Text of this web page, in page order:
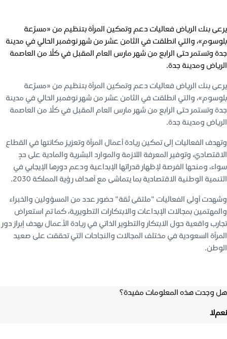
يرعى بنك الرياض فعاليات دعم وتمكين المرأة بتنظيم من «مسرّعة
بلوسوم»، والتي انطلقت في الثامن عشر من شهر نوفمبر الحالي في مدينة
جدة وتستمر حتى الرابع من شهر مارس العام المقبل في كلًا من العاصمة
الرياض ومدينة جدة.
يرعى بنك الرياض فعاليات دعم وتمكين المرأة بتنظيم من «مسرّعة
بلوسوم»، والتي انطلقت في الثامن عشر من شهر نوفمبر الحالي في مدينة
جدة وتستمر حتى الرابع من شهر مارس العام المقبل في كلًا من العاصمة
الرياض ومدينة جدة.
وتهدف الفعاليات إلى تمكين ريادة أعمال المرأة وتعزيز مكانتها في القطاع
الاقتصادي، وتوفير المعرفة اللازمة والموارد البشرية والمادية على حدٍ
سواء، ومنحها الفرصة لإظهار قدراتها الإبداعية ودعم دورها الإيجابي في
التنمية الوطنية الاقتصادية بما يتماشى مع أهداف رؤية المملكة 2030.
وشهدت أولى الفعاليات "ملتقى ثقة" حضور عدد من المسؤولين والخبراء
والمهتمين بمجالات الإبداعات والابتكارات التطويرية، كما تم استعراض
تجارب واقعية حول الابتكار والتطوير الذاتي في ريادة الأعمال بهدف إبراز دور
المرأة السعودية في مختلف المجالات والنجاحات التي تحققت على صعيد
الوطن.
هل وجدت هذه المعلومات مفيدة؟
نعملا